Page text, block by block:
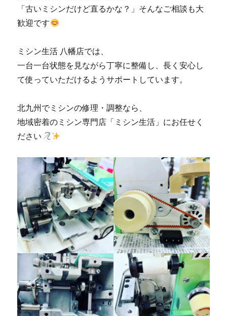
北
シ
ン
売
店
「ミ
ン
生
活」
に
「古いミシンだけど直るかな？」そんなご相談も大
歓迎です
ミシン生活 八幡店では、
一台一台状態を見ながら丁寧に整備し、長く安心し
て使っていただけるようサポートしています。
北九州でミシンの修理・調整なら、
地域密着のミシン専門店「ミシン生活」にお任せく
ださい